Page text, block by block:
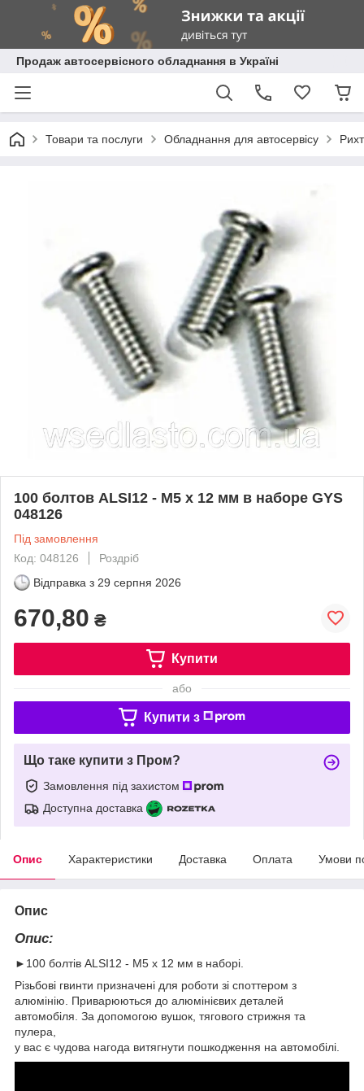
Продаж автосервісного обладнання в Україні
Товари та послуги Обладнання для автосервісу
100 болтов ALSI12 - M5 x 12 мм в наборе GYS
048126
Під замовлення
Код: 048126
Роздріб
Відправка з 29 серпня 2026
670,80 ₴
Купити
або
Купити з
Що таке купити з Пром?
Замовлення під захистом
Доступна доставка
Опис Характеристики Доставка Оплата Умови
Опис
Опис:
►100 болтів ALSI12 - M5 x 12 мм в наборі.
Різьбові гвинти призначені для роботи зі споттером з
алюмінію. Приварюються до алюмінієвих деталей
автомобіля. За допомогою вушок, тягового стрижня та
пулера,
у вас є чудова нагода витягнути пошкодження на автомобілі.